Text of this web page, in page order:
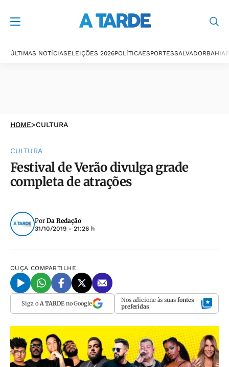
ÚLTIMAS NOTÍCIASELEIÇÕES 2026POLÍTICAESPORTESSALVADORBAHIA
HOME>CULTURA
CULTURA
Festival de Verão divulga grade
completa de atrações
Por Da Redação
31/10/2019 - 21:26 h
OUÇA COMPARTILHE
Siga o A TARDEno Google Nos adicione às suas fontes
preferidas